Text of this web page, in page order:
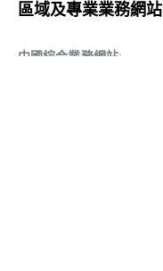
區域及專業業務網站
中國綜合業務網站: